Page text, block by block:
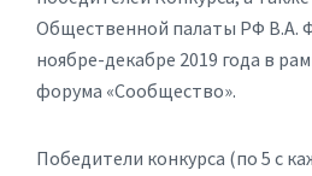
Общественной палаты РФ В.А.
ноябре-декабре 2019 года в
форума «Сообщество».
Победители конкурса (по 5 с